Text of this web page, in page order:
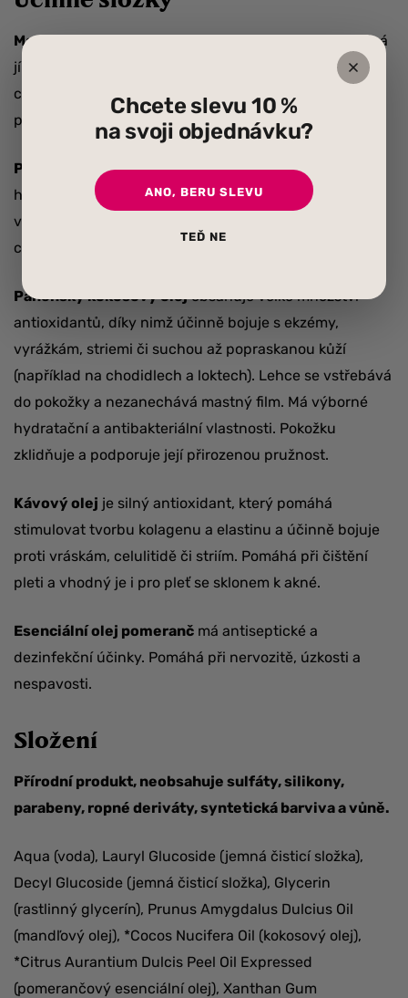
Mandlový olejregeneruje a zklidňuje pokožku. Dodává
jí vláčnost a hebkost, a proto je vhodný i na suchou a
citlivou pleť. Pomáhá i při spálení pokožky sluncem, a
působí i jako prevence proti vráskám.
Panenský olivový olejpokožku čistí, ošetřuje a
hydratuje. Díky obsahu cenných látek a vitamínů ji i
vyživuje a remineralizuje. Je vhodný i pro suchou a
citlivou pleť a pomáhá i v boji s ekzémy či vráskami.
Panenský kokosový olejobsahuje velké množství
antioxidantů, díky nimž účinně bojuje s ekzémy,
vyrážkám, striemi či suchou až popraskanou kůží
(například na chodidlech a loktech). Lehce se vstřebává
do pokožky a nezanechává mastný film. Má výborné
hydratační a antibakteriální vlastnosti. Pokožku
zklidňuje a podporuje její přirozenou pružnost.
Kávový olej je silný antioxidant, který pomáhá
stimulovat tvorbu kolagenu a elastinu a účinně bojuje
proti vráskám, celulitidě či striím. Pomáhá při čištění
pleti a vhodný je i pro pleť se sklonem k akné.
Esenciální olej pomeranč má antiseptické a
dezinfekční účinky. Pomáhá při nervozitě, úzkosti a
nespavosti.
Složení
Přírodní produkt, neobsahuje sulfáty, silikony,
parabeny, ropné deriváty, syntetická barviva a vůně.
Aqua (voda), Lauryl Glucoside (jemná čisticí složka),
Decyl Glucoside (jemná čisticí složka), Glycerin
(rastlinný glycerín), Prunus Amygdalus Dulcius Oil
(mandľový olej), *Cocos Nucifera Oil (kokosový olej),
*Citrus Aurantium Dulcis Peel Oil Expressed
(pomerančový esenciální olej), Xanthan Gum
Chcete slevu 10 %
na svoji objednávku?
ANO, BERU SLEVU
TEĎ NE